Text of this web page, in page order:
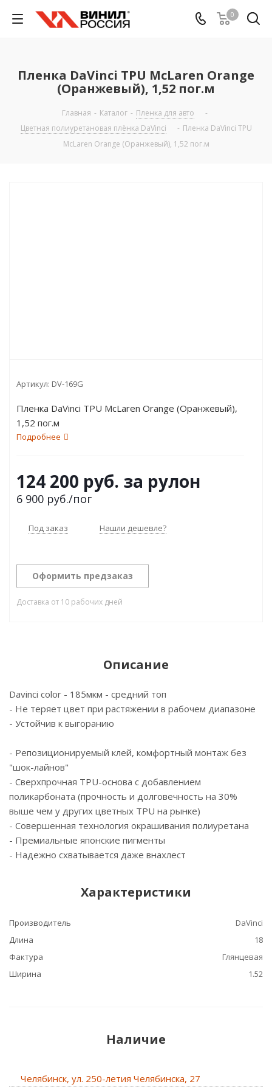
0
Пленка DaVinci TPU McLaren Orange
(Оранжевый), 1,52 пог.м
Главная - Каталог - Пленка для авто
-
Цветная полиуретановая плёнка DaVinci
- Пленка DaVinci TPU
McLaren Orange (Оранжевый), 1,52 пог.м
Артикул: DV-169G
Пленка DaVinci TPU McLaren Orange (Оранжевый),
1,52 пог.м
Подробнее
124 200 руб. за рулон
6 900 руб./пог
Под заказ Нашли дешевле?
Оформить предзаказ
Доставка от 10 рабочих дней
Описание
Davinci color - 185мкм - средний топ
- Не теряет цвет при растяжении в рабочем диапазоне
- Устойчив к выгоранию
- Репозиционируемый клей, комфортный монтаж без
"шок-лайнов"
- Сверхпрочная TPU-основа с добавлением
поликарбоната (прочность и долговечность на 30%
выше чем у других цветных TPU на рынке)
- Cовершенная технология окрашивания полиуретана
- Премиальные японские пигменты
- Надежно схватывается даже внахлест
Характеристики
Производитель
DaVinci
Длина
18
Фактура
Глянцевая
Ширина
1.52
Наличие
Челябинск, ул. 250-летия Челябинска, 27